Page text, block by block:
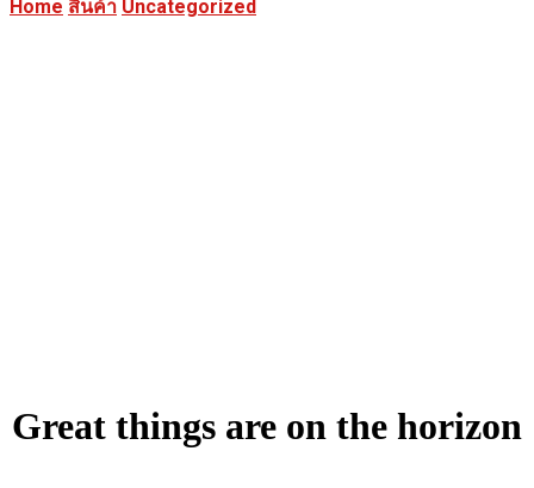
Home สินค้า Uncategorized
Great things are on the horizon